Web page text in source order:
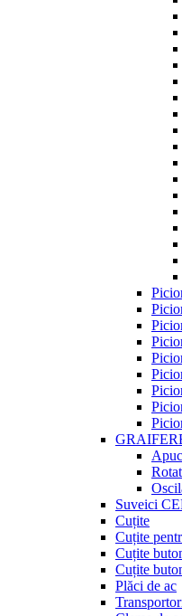
Suveici
Cuțite
Cuțite
Cuțite
Cuțite
Plăci de ac